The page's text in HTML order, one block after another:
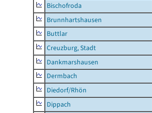
Bischofroda
Brunnhartshausen
Buttlar
Creuzburg, Stadt
Dankmarshausen
Dermbach
Diedorf/Rhön
Dippach